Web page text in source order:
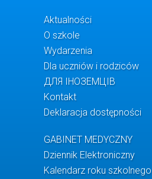
Aktualności
O szkole
Wydarzenia
Dla uczniów i rodziców
ДЛЯ ІНОЗЕМЦІВ
Kontakt
Deklaracja dostępności
GABINET MEDYCZNY
Dziennik Elektroniczny
Kalendarz roku szkolnego